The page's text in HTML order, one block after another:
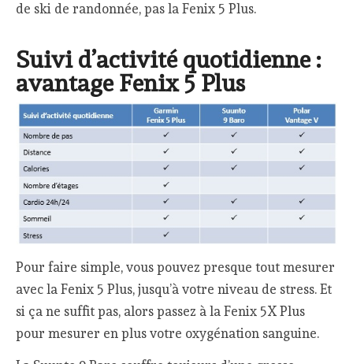
de ski de randonnée, pas la Fenix 5 Plus.
Suivi d’activité quotidienne :
avantage Fenix 5 Plus
Pour faire simple, vous pouvez presque tout mesurer
avec la Fenix 5 Plus, jusqu’à votre niveau de stress. Et
si ça ne suffit pas, alors passez à la Fenix 5X Plus
pour mesurer en plus votre oxygénation sanguine.